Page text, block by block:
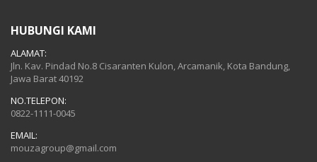
HUBUNGI KAMI
ALAMAT:
Jln. Kav. Pindad No.8 Cisaranten Kulon, Arcamanik, Kota Bandung,
Jawa Barat 40192
NO.TELEPON:
0822-1111-0045
EMAIL:
mouzagroup@gmail.com